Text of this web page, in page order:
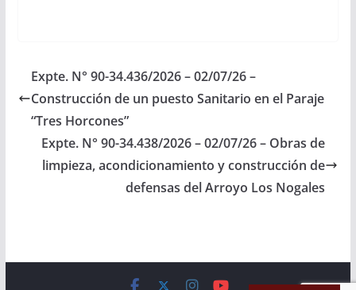
Educación Intercultural
Bilingüe, en el marco
de la implementación
de los lineamientos
curriculares
Yachayninchej del…
Expte. N° 90-34.436/2026 – 02/07/26 –
Construcción de un puesto Sanitario en el Paraje
“Tres Horcones”
Expte. N° 90-34.438/2026 – 02/07/26 – Obras de
limpieza, acondicionamiento y construcción de
defensas del Arroyo Los Nogales